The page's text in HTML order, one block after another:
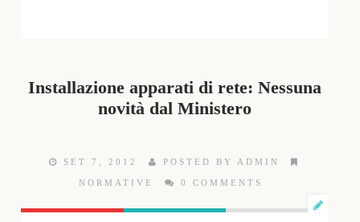
Installazione apparati di rete: Nessuna
novità dal Ministero
SET 7, 2012 POSTED BY ADMIN
NORMATIVE 0 COMMENTS